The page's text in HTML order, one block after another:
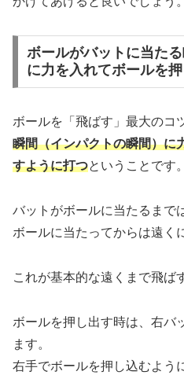
ボールがバットに当た
に力を入れてボールを
ボールを「飛ばす」最大のコ
瞬間（インパクトの瞬間）に
すように打つということです。
バットがボールに当たるまで
ボールに当たってからは遠く
これが基本的な遠くまで飛ば
ボールを押し出す時は、右バ
ます。
右手でボールを押し込むよう